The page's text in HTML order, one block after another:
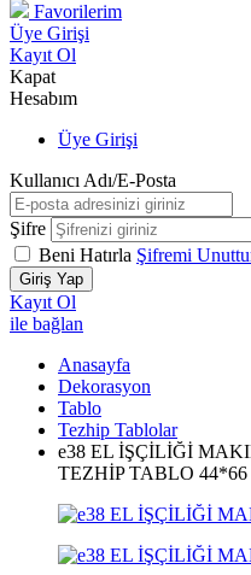
Favorilerim
Üye Girişi
Kayıt Ol
Kapat
Hesabım
Üye Girişi
Kullanıcı Adı/E-Posta
Şifre
Beni Hatırla Şifremi
Giriş Yap
Kayıt Ol
ile bağlan
Anasayfa
Dekorasyon
Tablo
Tezhip Tablolar
e38 EL İŞÇİLİĞİ
TEZHİP TABLO 44*66